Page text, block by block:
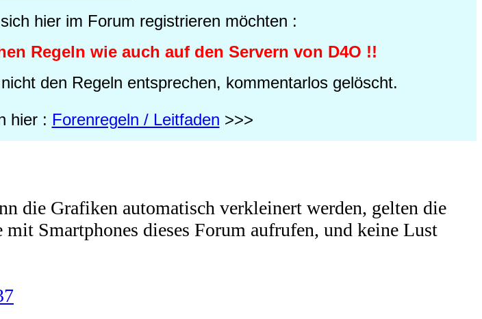
hier im Forum registrieren möchten :
Regeln wie auch auf den Servern von D4O !!
den Regeln entsprechen, kommentarlos gelöscht.
hier : Forenregeln / Leitfaden >>>
die Grafiken automatisch verkleinert werden, gelten die
Smartphones dieses Forum aufrufen, und keine Lust